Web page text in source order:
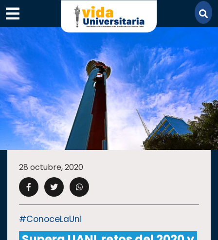
×
SECCIONES
ACADEMIA
CAMPUS UANL
28 octubre, 2020
#ConoceLaUni